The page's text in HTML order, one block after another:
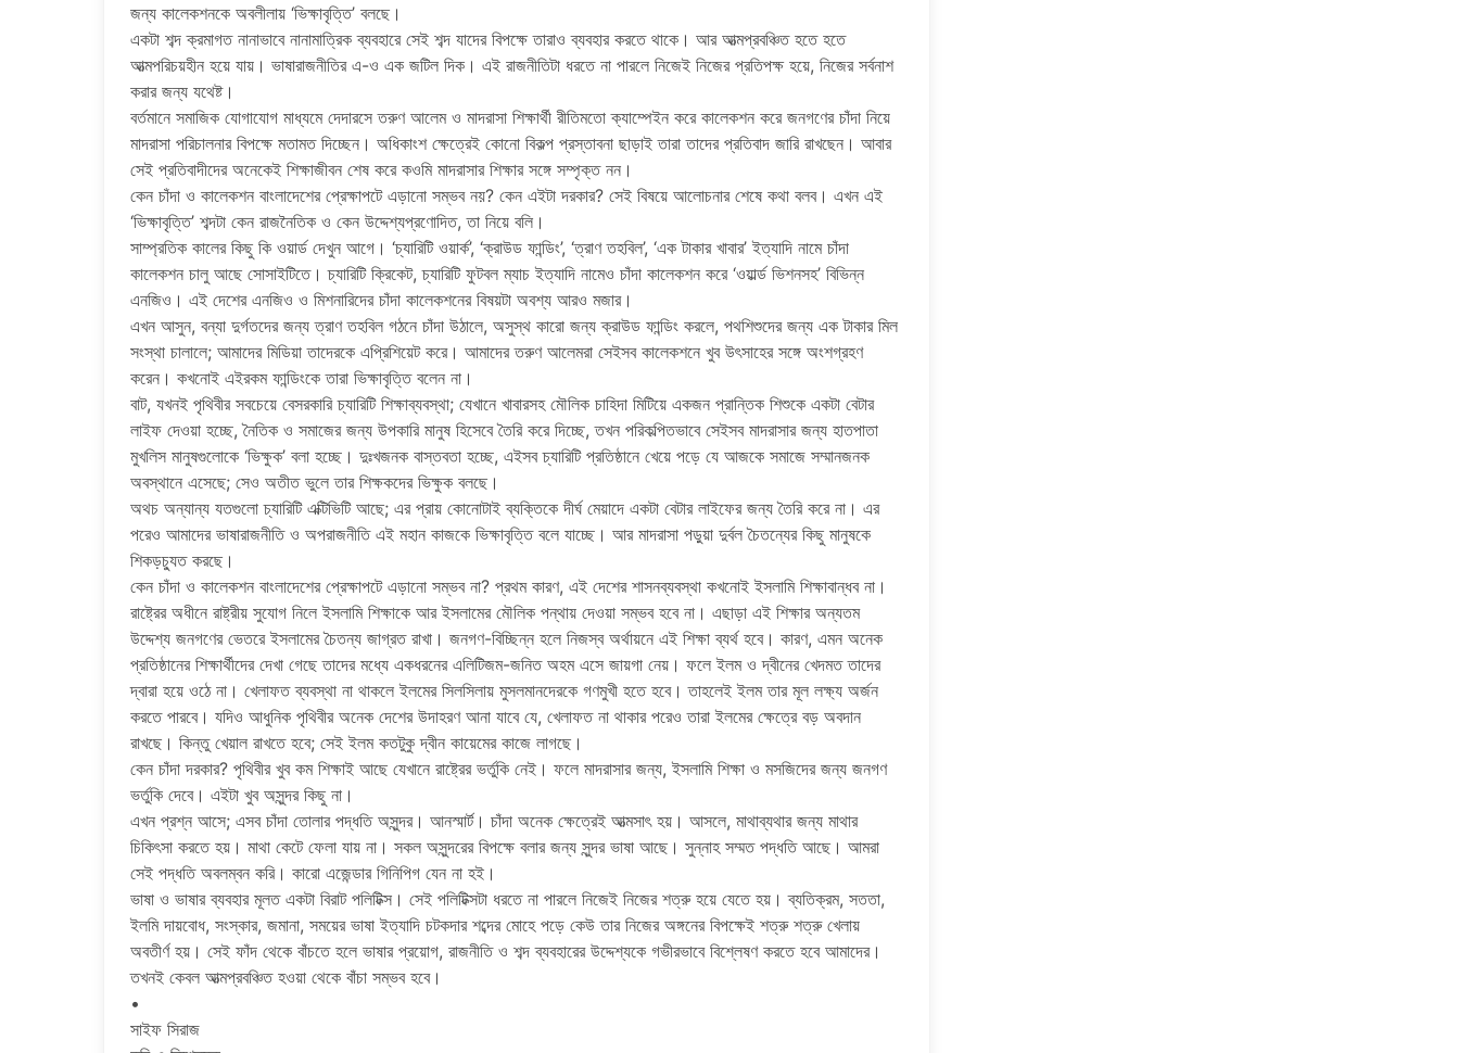
জন্য কালেকশনকে অবলীলায় ‘ভিক্ষাবৃত্তি’ বলছে।
একটা শব্দ ক্রমাগত নানাভাবে নানামাত্রিক ব্যবহারে সেই শব্দ যাদের বিপক্ষে তারাও ব্যবহার করতে থাকে। আর আত্মপ্রবঞ্চিত হতে হতে
আত্মপরিচয়হীন হয়ে যায়। ভাষারাজনীতির এ-ও এক জটিল দিক। এই রাজনীতিটা ধরতে না পারলে নিজেই নিজের প্রতিপক্ষ হয়ে, নিজের সর্বনাশ
করার জন্য যথেষ্ট।
বর্তমানে সমাজিক যোগাযোগ মাধ্যমে দেদারসে তরুণ আলেম ও মাদরাসা শিক্ষার্থী রীতিমতো ক্যাম্পেইন করে কালেকশন করে জনগণের চাঁদা নিয়ে
মাদরাসা পরিচালনার বিপক্ষে মতামত দিচ্ছেন। অধিকাংশ ক্ষেত্রেই কোনো বিকল্প প্রস্তাবনা ছাড়াই তারা তাদের প্রতিবাদ জারি রাখছেন। আবার
সেই প্রতিবাদীদের অনেকেই শিক্ষাজীবন শেষ করে কওমি মাদরাসার শিক্ষার সঙ্গে সম্পৃক্ত নন।
কেন চাঁদা ও কালেকশন বাংলাদেশের প্রেক্ষাপটে এড়ানো সম্ভব নয়? কেন এইটা দরকার? সেই বিষয়ে আলোচনার শেষে কথা বলব। এখন এই
‘ভিক্ষাবৃত্তি’ শব্দটা কেন রাজনৈতিক ও কেন উদ্দেশ্যপ্রণোদিত, তা নিয়ে বলি।
সাম্প্রতিক কালের কিছু কি ওয়ার্ড দেখুন আগে। ‘চ্যারিটি ওয়ার্ক’, ‘ক্রাউড ফান্ডিং’, ‘ত্রাণ তহবিল’, ‘এক টাকার খাবার’ ইত্যাদি নামে চাঁদা
কালেকশন চালু আছে সোসাইটিতে। চ্যারিটি ক্রিকেট, চ্যারিটি ফুটবল ম্যাচ ইত্যাদি নামেও চাঁদা কালেকশন করে ‘ওয়ার্ল্ড ভিশনসহ’ বিভিন্ন
এনজিও। এই দেশের এনজিও ও মিশনারিদের চাঁদা কালেকশনের বিষয়টা অবশ্য আরও মজার।
এখন আসুন, বন্যা দুর্গতদের জন্য ত্রাণ তহবিল গঠনে চাঁদা উঠালে, অসুস্থ কারো জন্য ক্রাউড ফান্ডিং করলে, পথশিশুদের জন্য এক টাকার মিল
সংস্থা চালালে; আমাদের মিডিয়া তাদেরকে এপ্রিশিয়েট করে। আমাদের তরুণ আলেমরা সেইসব কালেকশনে খুব উৎসাহের সঙ্গে অংশগ্রহণ
করেন। কখনোই এইরকম ফান্ডিংকে তারা ভিক্ষাবৃত্তি বলেন না।
বাট, যখনই পৃথিবীর সবচেয়ে বেসরকারি চ্যারিটি শিক্ষাব্যবস্থা; যেখানে খাবারসহ মৌলিক চাহিদা মিটিয়ে একজন প্রান্তিক শিশুকে একটা বেটার
লাইফ দেওয়া হচ্ছে, নৈতিক ও সমাজের জন্য উপকারি মানুষ হিসেবে তৈরি করে দিচ্ছে, তখন পরিকল্পিতভাবে সেইসব মাদরাসার জন্য হাতপাতা
মুখলিস মানুষগুলোকে ‘ভিক্ষুক’ বলা হচ্ছে। দুঃখজনক বাস্তবতা হচ্ছে, এইসব চ্যারিটি প্রতিষ্ঠানে খেয়ে পড়ে যে আজকে সমাজে সম্মানজনক
অবস্থানে এসেছে; সেও অতীত ভুলে তার শিক্ষকদের ভিক্ষুক বলছে।
অথচ অন্যান্য যতগুলো চ্যারিটি এক্টিভিটি আছে; এর প্রায় কোনোটাই ব্যক্তিকে দীর্ঘ মেয়াদে একটা বেটার লাইফের জন্য তৈরি করে না। এর
পরেও আমাদের ভাষারাজনীতি ও অপরাজনীতি এই মহান কাজকে ভিক্ষাবৃত্তি বলে যাচ্ছে। আর মাদরাসা পড়ুয়া দুর্বল চৈতন্যের কিছু মানুষকে
শিকড়চ্যুত করছে।
কেন চাঁদা ও কালেকশন বাংলাদেশের প্রেক্ষাপটে এড়ানো সম্ভব না? প্রথম কারণ, এই দেশের শাসনব্যবস্থা কখনোই ইসলামি শিক্ষাবান্ধব না।
রাষ্ট্রের অধীনে রাষ্ট্রীয় সুযোগ নিলে ইসলামি শিক্ষাকে আর ইসলামের মৌলিক পন্থায় দেওয়া সম্ভব হবে না। এছাড়া এই শিক্ষার অন্যতম
উদ্দেশ্য জনগণের ভেতরে ইসলামের চৈতন্য জাগ্রত রাখা। জনগণ-বিচ্ছিন্ন হলে নিজস্ব অর্থায়নে এই শিক্ষা ব্যর্থ হবে। কারণ, এমন অনেক
প্রতিষ্ঠানের শিক্ষার্থীদের দেখা গেছে তাদের মধ্যে একধরনের এলিটিজম-জনিত অহম এসে জায়গা নেয়। ফলে ইলম ও দ্বীনের খেদমত তাদের
দ্বারা হয়ে ওঠে না। খেলাফত ব্যবস্থা না থাকলে ইলমের সিলসিলায় মুসলমানদেরকে গণমুখী হতে হবে। তাহলেই ইলম তার মূল লক্ষ্য অর্জন
করতে পারবে। যদিও আধুনিক পৃথিবীর অনেক দেশের উদাহরণ আনা যাবে যে, খেলাফত না থাকার পরেও তারা ইলমের ক্ষেত্রে বড় অবদান
রাখছে। কিন্তু খেয়াল রাখতে হবে; সেই ইলম কতটুকু দ্বীন কায়েমের কাজে লাগছে।
কেন চাঁদা দরকার? পৃথিবীর খুব কম শিক্ষাই আছে যেখানে রাষ্ট্রের ভর্তুকি নেই। ফলে মাদরাসার জন্য, ইসলামি শিক্ষা ও মসজিদের জন্য জনগণ
ভর্তুকি দেবে। এইটা খুব অসুন্দর কিছু না।
এখন প্রশ্ন আসে; এসব চাঁদা তোলার পদ্ধতি অসুন্দর। আনস্মার্ট। চাঁদা অনেক ক্ষেত্রেই আত্মসাৎ হয়। আসলে, মাথাব্যথার জন্য মাথার
চিকিৎসা করতে হয়। মাথা কেটে ফেলা যায় না। সকল অসুন্দরের বিপক্ষে বলার জন্য সুন্দর ভাষা আছে। সুন্নাহ সম্মত পদ্ধতি আছে। আমরা
সেই পদ্ধতি অবলম্বন করি। কারো এজেন্ডার গিনিপিগ যেন না হই।
ভাষা ও ভাষার ব্যবহার মূলত একটা বিরাট পলিটিক্স। সেই পলিটিক্সটা ধরতে না পারলে নিজেই নিজের শত্রু হয়ে যেতে হয়। ব্যতিক্রম, সততা,
ইলমি দায়বোধ, সংস্কার, জমানা, সময়ের ভাষা ইত্যাদি চটকদার শব্দের মোহে পড়ে কেউ তার নিজের অঙ্গনের বিপক্ষেই শত্রু শত্রু খেলায়
অবতীর্ণ হয়। সেই ফাঁদ থেকে বাঁচতে হলে ভাষার প্রয়োগ, রাজনীতি ও শব্দ ব্যবহারের উদ্দেশ্যকে গভীরভাবে বিশ্লেষণ করতে হবে আমাদের।
তখনই কেবল আত্মপ্রবঞ্চিত হওয়া থেকে বাঁচা সম্ভব হবে।
•
সাইফ সিরাজ